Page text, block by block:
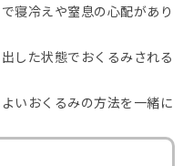
寝冷えや窒息の心配があり
した状態でおくるみされる
いおくるみの方法を一緒に